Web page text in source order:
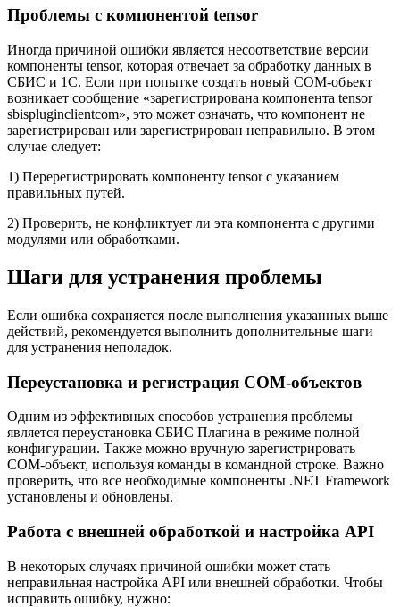
Проблемы с компонентой tensor
Иногда причиной ошибки является несоответствие версии
компоненты tensor, которая отвечает за обработку данных в
СБИС и 1С. Если при попытке создать новый COM-объект
возникает сообщение «зарегистрирована компонента tensor
sbispluginclientcom», это может означать, что компонент не
зарегистрирован или зарегистрирован неправильно. В этом
случае следует:
1) Перерегистрировать компоненту tensor с указанием
правильных путей.
2) Проверить, не конфликтует ли эта компонента с другими
модулями или обработками.
Шаги для устранения проблемы
Если ошибка сохраняется после выполнения указанных выше
действий, рекомендуется выполнить дополнительные шаги
для устранения неполадок.
Переустановка и регистрация COM-объектов
Одним из эффективных способов устранения проблемы
является переустановка СБИС Плагина в режиме полной
конфигурации. Также можно вручную зарегистрировать
COM-объект, используя команды в командной строке. Важно
проверить, что все необходимые компоненты .NET Framework
установлены и обновлены.
Работа с внешней обработкой и настройка API
В некоторых случаях причиной ошибки может стать
неправильная настройка API или внешней обработки. Чтобы
исправить ошибку, нужно: